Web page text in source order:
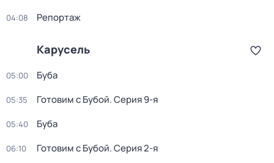
04:08 Репортаж
Карусель
05:00 Буба
05:35 Готовим с Бубой. Серия 9-я
05:40 Буба
06:10 Готовим с Бубой. Серия 2-я